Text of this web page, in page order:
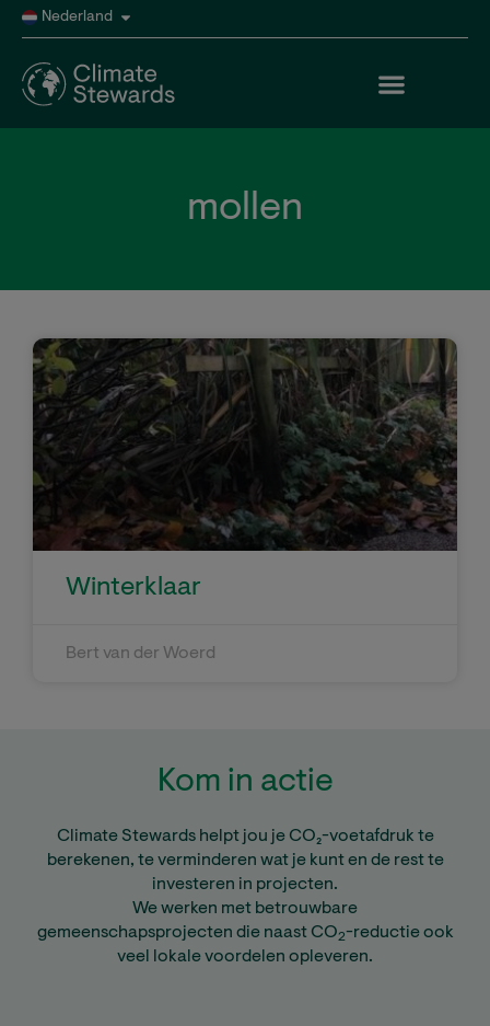
Nederland
mollen
Winterklaar
Bert van der Woerd
Kom in actie
Climate Stewards helpt jou je CO₂-voetafdruk te
berekenen, te verminderen wat je kunt en de rest te
investeren in projecten.
We werken met betrouwbare
gemeenschapsprojecten die naast CO2-reductie ook
veel lokale voordelen opleveren.